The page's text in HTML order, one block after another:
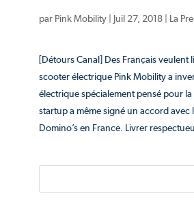
par Pink Mobility| Juil 27, 2018| La
[Détours Canal] Des Français veulent
scooter électrique Pink Mobility a
électrique spécialement pensé pour la
startup a même signé un accord avec
Domino’s en France. Livrer